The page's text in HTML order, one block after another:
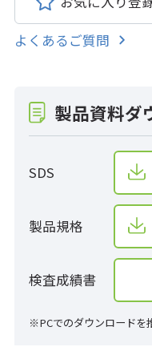
よくあるご質問
製品資料ダ
SDS
製品規格
検査成績書
※PCでのダウンロードを